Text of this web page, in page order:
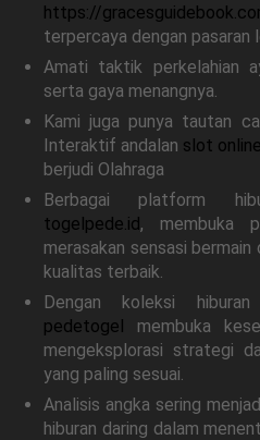
https://
terpercaya dengan pasaran
Amati taktik perkelahian
serta gaya menangnya.
Kami juga punya tautan
Interaktif andalan slot
berjudi Olahraga
Berbagai platform
togelpede.id, membuka
merasakan sensasi
kualitas terbaik.
Dengan koleksi
pedetogel membuka
mengeksplorasi strategi
yang paling sesuai.
Analisis angka sering
hiburan daring dalam